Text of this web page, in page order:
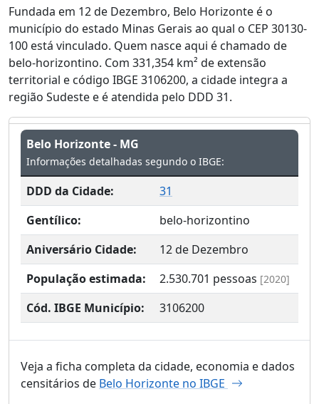
Fundada em 12 de Dezembro, Belo Horizonte é o
município do estado Minas Gerais ao qual o CEP 30130-
100 está vinculado. Quem nasce aqui é chamado de
belo-horizontino. Com 331,354 km² de extensão
territorial e código IBGE 3106200, a cidade integra a
região Sudeste e é atendida pelo DDD 31.
Belo Horizonte - MG
Informações detalhadas segundo o IBGE:
DDD da Cidade:
31
Gentílico:
belo-horizontino
Aniversário Cidade:
12 de Dezembro
População estimada:
2.530.701 pessoas [2020]
Cód. IBGE Município: 3106200
Veja a ficha completa da cidade, economia e dados
censitários de Belo Horizonte no IBGE